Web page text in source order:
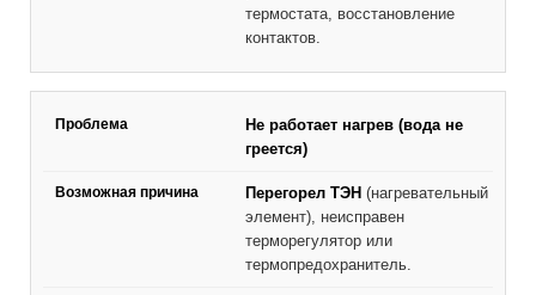
термостата, восстановление
контактов.
Не работает нагрев (вода не
греется)
Перегорел ТЭН (нагревательный
элемент), неисправен
терморегулятор или
термопредохранитель.